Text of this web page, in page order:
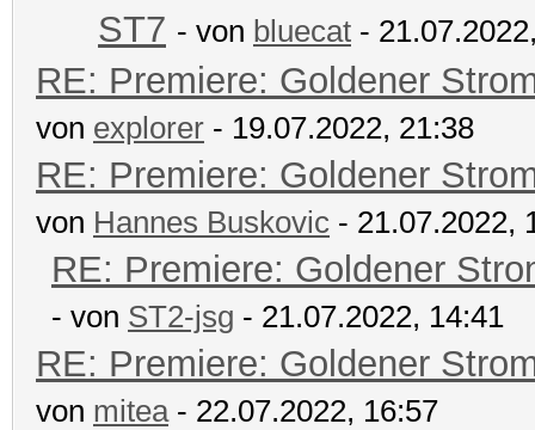
ST7 - von bluecat -
RE: Premiere: Goldener
von explorer - 19.07.2022, 21:38
RE: Premiere: Goldener
von Hannes Buskovic - 21.07.2022,
RE: Premiere: Goldener
- von ST2-jsg - 21.07.2022, 14:41
RE: Premiere: Goldener
von mitea- 22.07.2022, 16:57